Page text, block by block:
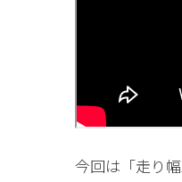
今回は「走り